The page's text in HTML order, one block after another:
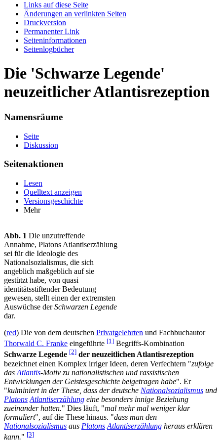
Links auf diese Seite
Änderungen an verlinkten Seiten
Druckversion
Permanenter Link
Seiten­informationen
Seitenlogbücher
Die 'Schwarze Legende'
neuzeitlicher Atlantisrezeption
Namensräume
Seite
Diskussion
Seitenaktionen
Lesen
Quelltext anzeigen
Versionsgeschichte
Mehr
Abb. 1 Die unzutreffende
Annahme, Platons Atlantiserzählung
sei für die Ideologie des
Nationalsozialismus, die sich
angeblich maßgeblich auf sie
gestützt habe, von quasi
identitätsstiftender Bedeutung
gewesen, stellt einen der extremsten
Auswüchse derSchwarzen Legende
dar.
(red) Die von dem deutschen Privatgelehrten und Fachbuchautor
Thorwald C. Franke eingeführte [1] Begriffs-Kombination
Schwarze Legende [2] der neuzeitlichen Atlantisrezeption
bezeichnet einen Komplex irriger Ideen, deren Verfechtern "zufolge
das Atlantis-Motiv zu nationalistischen und rassistischen
Entwicklungen der Geistesgeschichte beigetragen habe". Er
"kulminiert in der These, dass der deutsche Nationalsozialismus und
Platons Atlantiserzählung eine besonders innige Beziehung
zueinander hatten." Dies läuft, "mal mehr mal weniger klar
formuliert", auf die These hinaus. "dass man den
Nationalsozialismus aus Platons Atlantiserzählung heraus erklären
kann." [3]